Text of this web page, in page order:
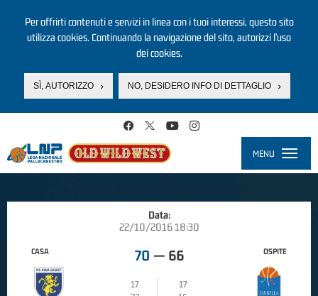
Per offrirti contenuti e servizi in linea con i tuoi interessi, questo sito
utilizza cookies. Continuando la navigazione del sito, autorizzi l’uso
dei cookies.
SÌ, AUTORIZZO NO, DESIDERO INFO DI DETTAGLIO
MENU
Data:
22/10/2016 18:30
CASA 70 — 66
17
17
OSPITE